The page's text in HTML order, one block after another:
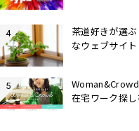
茶道好きが選
なウェブサイト
在宅ワーク探